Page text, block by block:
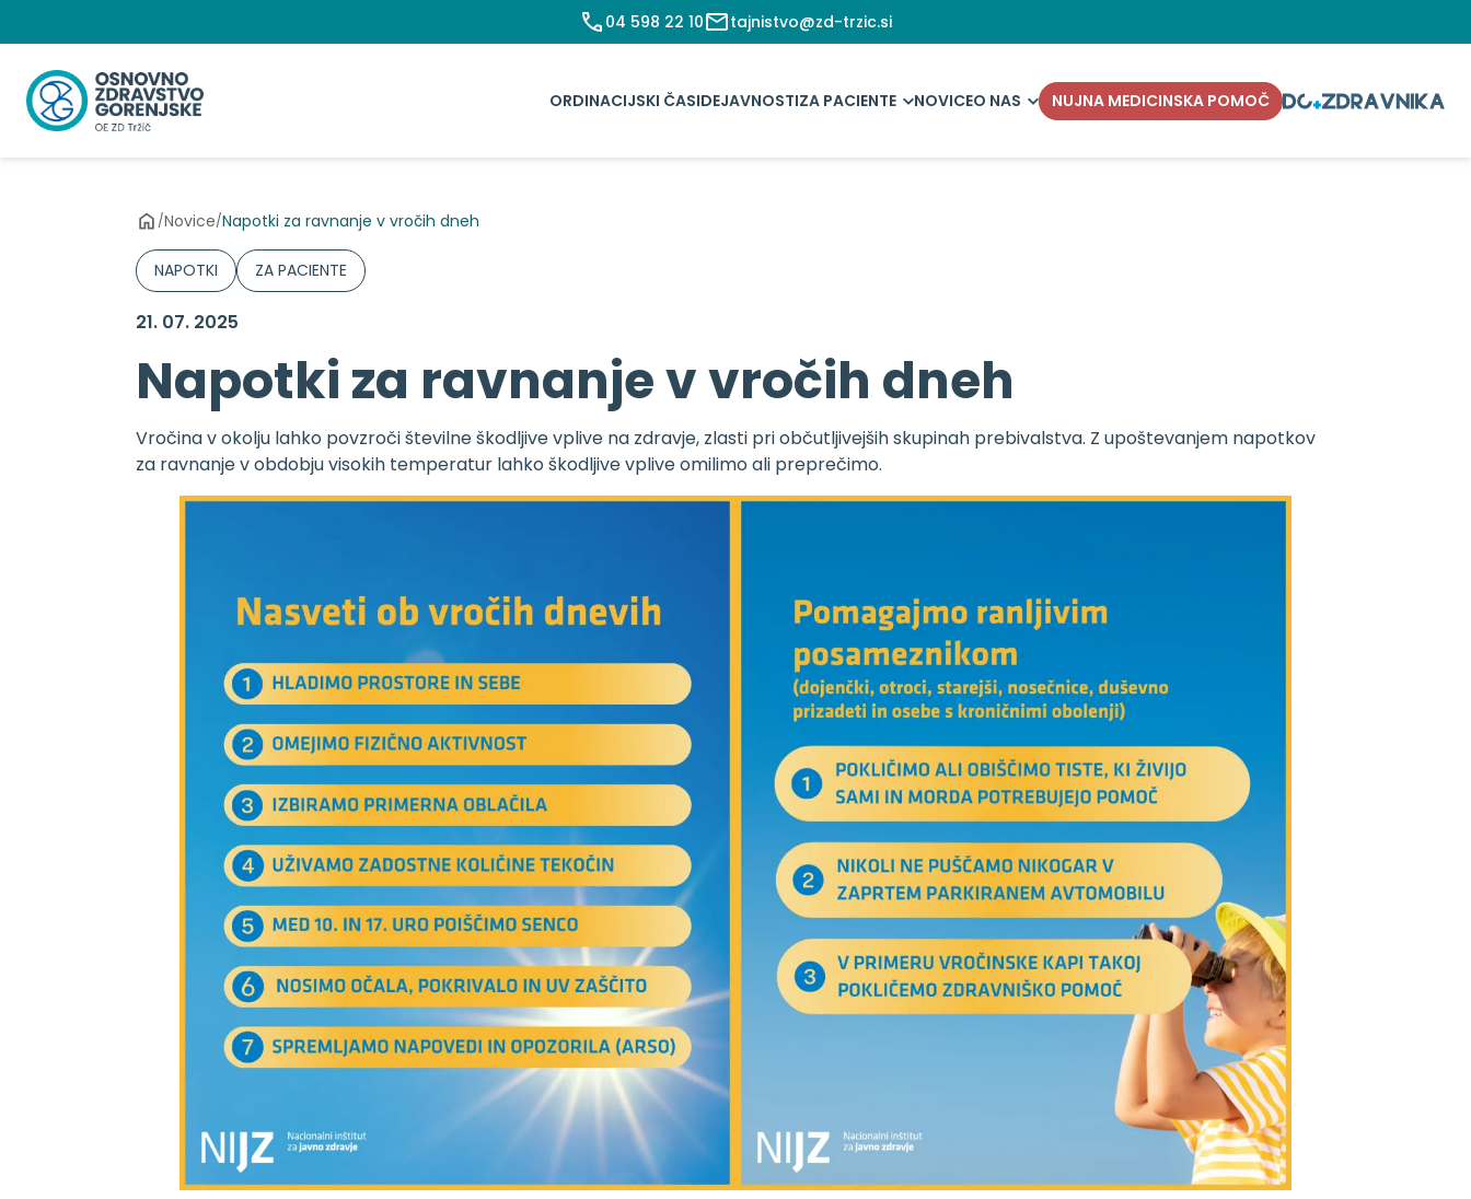
na
vsebino
04 598 22 10 tajnistvo@zd-trzic.si
ORDINACIJSKI ČASIDEJAVNOSTIZA PACIENTE NOVICEO NAS NUJNA MEDICINSKA POMOČ
/Novice/Napotki za ravnanje v vročih dneh
NAPOTKI ZA PACIENTE
21. 07. 2025
Napotki za ravnanje v vročih dneh
Vročina v okolju lahko povzroči številne škodljive vplive na zdravje, zlasti pri občutljivejših skupinah prebivalstva. Z upoštevanjem napotkov
za ravnanje v obdobju visokih temperatur lahko škodljive vplive omilimo ali preprečimo.